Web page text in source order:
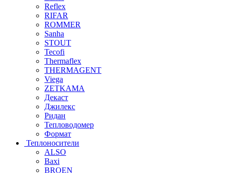
Reflex
RIFAR
ROMMER
Sanha
STOUT
Tecofi
Thermaflex
THERMAGENT
Viega
ZETKAMA
Декаст
Джилекс
Ридан
Тепловодомер
Формат
Теплоносители
ALSO
Baxi
BROEN